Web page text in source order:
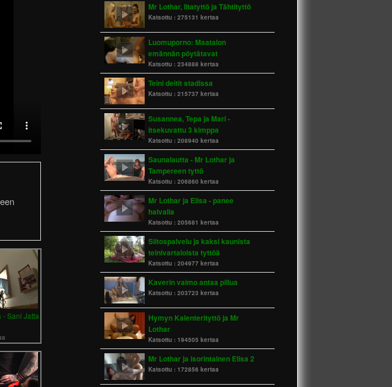
- Sani Jatta
Mr Lothar, Iltatyttö ja Tähtityttö
Katsottu :275131 kertaa
Luomuporno: Maatalon
emännän pöytätavat
Katsottu :234888 kertaa
Teini deitit stadissa
Katsottu :215737 kertaa
Susannea, Tepa ja Mari -
itsekuvattu 3 kimppa
Katsottu :208940 kertaa
Saunalautta - Mr Lothar ja
Tampereen tyttö
Katsottu :206860 kertaa
Mr Lothar ja Elisa - panee
halvalla
Katsottu :205681 kertaa
Siitospalvelu ja kaksi kaunista
teinivartaloista tyttöä
Katsottu :204977 kertaa
Kaverin vaimo antaa pillua
Katsottu :203723 kertaa
Hymyn Kalenterityttö ja Mr
Lothar
Katsottu :194505 kertaa
Mr Lothar ja isorintainen Elisa 2
Katsottu :172856 kertaa